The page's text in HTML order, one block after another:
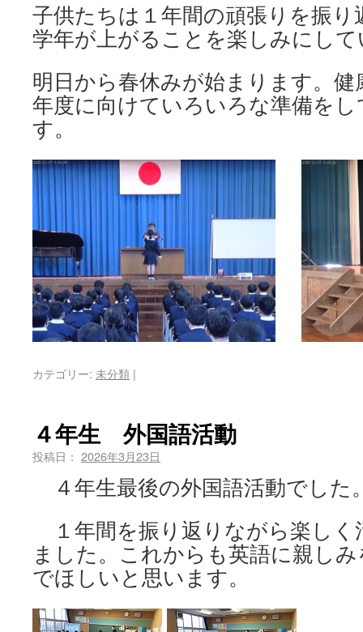
子供たちは１年間の頑張りを振
学年が上がることを楽しみにし
明日から春休みが始まります。
年度に向けていろいろな準備を
す。
カテゴリー: 未分類 |
４年生 外国語活動
投稿日： 2026年3月23日
４年生最後の外国語活動でした
１年間を振り返りながら楽しく
ました。これからも英語に親し
でほしいと思います。